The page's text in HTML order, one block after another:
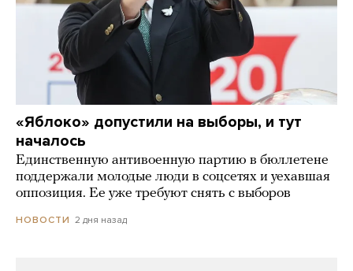
«Яблоко» допустили на выборы, и тут
началось
Единственную антивоенную партию в бюллетене
поддержали молодые люди в соцсетях и уехавшая
оппозиция. Ее уже требуют снять с выборов
НОВОСТИ 2 дня назад